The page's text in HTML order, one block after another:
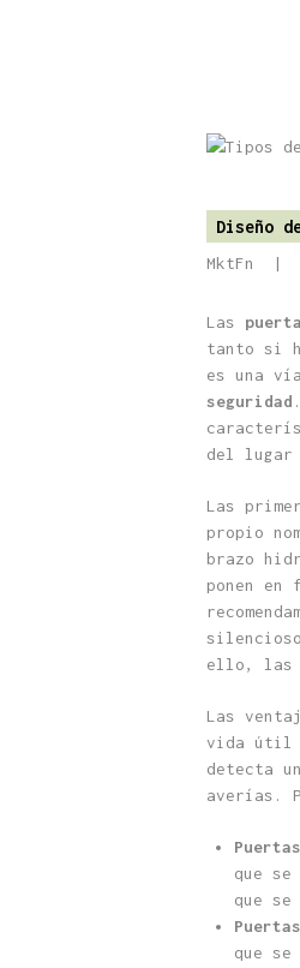
Diseño
MktFn
Las
tanto si
es una
seguridad
del lugar
Las
propio
brazo
ponen
ello, las
Las
vida útil y
detecta
averías.
que
que
que